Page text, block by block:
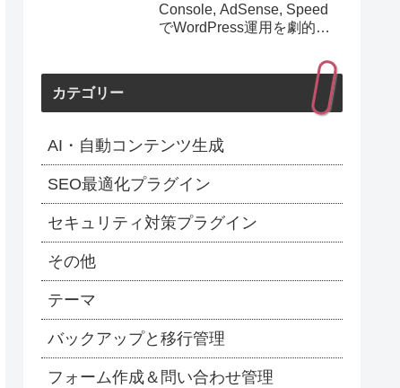
Console, AdSense, Speed
でWordPress運用を劇的に
カテゴリー
AI・自動コンテンツ生成
SEO最適化プラグイン
セキュリティ対策プラグイン
その他
テーマ
バックアップと移行管理
フォーム作成＆問い合わせ管理